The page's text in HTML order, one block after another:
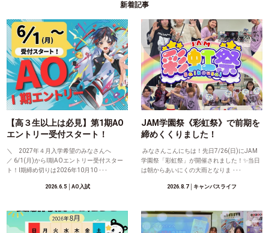
新着記事
【高３生以上は必見】第1期AO
エントリー受付スタート！
＼ 2027年４月入学希望のみなさんへ
／ 6/1(月)からⅠ期AOエントリー受付スター
ト！Ⅰ期締め切りは2026年10月10 ･･･
2026.6.5│AO入試
JAM学園祭《彩虹祭》で前期を
締めくくりました！
みなさんこんにちは！先日7/26(日)にJAM
学園祭「彩虹祭」が開催されました！✨当日
は朝からあいにくの大雨となりま ･･･
2026.8.7│キャンパスライフ